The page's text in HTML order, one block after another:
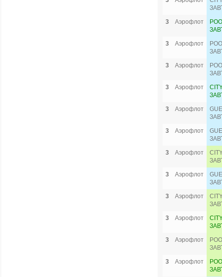
3
Аэрофлот
3
Аэрофлот
3
Аэрофлот
3
Аэрофлот
3
Аэрофлот
3
Аэрофлот
3
Аэрофлот
3
Аэрофлот
3
Аэрофлот
3
Аэрофлот
3
Аэрофлот
3
Аэрофлот